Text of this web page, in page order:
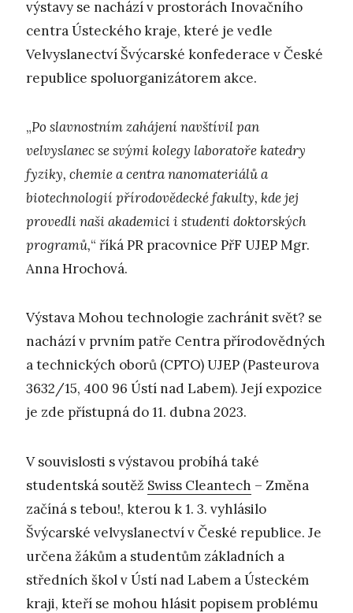
výstavy se nachází v prostorách Inovačního
centra Ústeckého kraje, které je vedle
Velvyslanectví Švýcarské konfederace v České
republice spoluorganizátorem akce.
„Po slavnostním zahájení navštívil pan
velvyslanec se svými kolegy laboratoře katedry
fyziky, chemie a centra nanomateriálů a
biotechnologií přírodovědecké fakulty, kde jej
provedli naši akademici i studenti doktorských
programů,“ říká PR pracovnice PřF UJEP Mgr.
Anna Hrochová.
Výstava Mohou technologie zachránit svět? se
nachází v prvním patře Centra přírodovědných
a technických oborů (CPTO) UJEP (Pasteurova
3632/15, 400 96 Ústí nad Labem). Její expozice
je zde přístupná do 11. dubna 2023.
V souvislosti s výstavou probíhá také
studentská soutěž Swiss Cleantech – Změna
začíná s tebou!, kterou k 1. 3. vyhlásilo
Švýcarské velvyslanectví v České republice. Je
určena žákům a studentům základních a
středních škol v Ústí nad Labem a Ústeckém
kraji, kteří se mohou hlásit popisem problému